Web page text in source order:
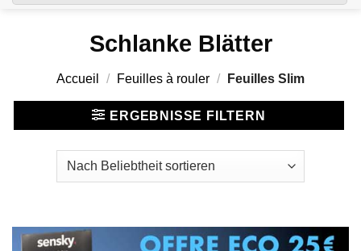
Schlanke Blätter
Accueil / Feuilles à rouler / Feuilles Slim
ERGEBNISSE FILTERN